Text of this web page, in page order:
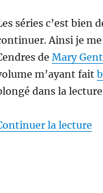
séries c’est bien
Ainsi je
de Mary
m’ayant fait
dans la
la lecture